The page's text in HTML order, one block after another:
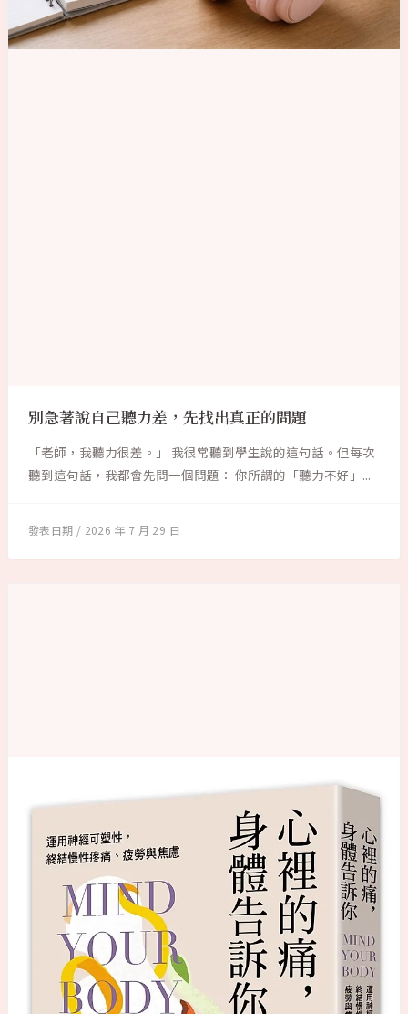
別急著說自己聽力差，先找出真正的問題
「老師，我聽力很差。」 我很常聽到學生說的這句話。但每次
聽到這句話，我都會先問一個問題： 你所謂的「聽力不好」...
2026 年 7 月 29 日